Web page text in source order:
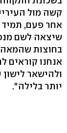
קשה מול
אחר פעם,
שיצאה לשם
בחוצות
אנחנו קוראים
ולהישאר
יותר בלילה".